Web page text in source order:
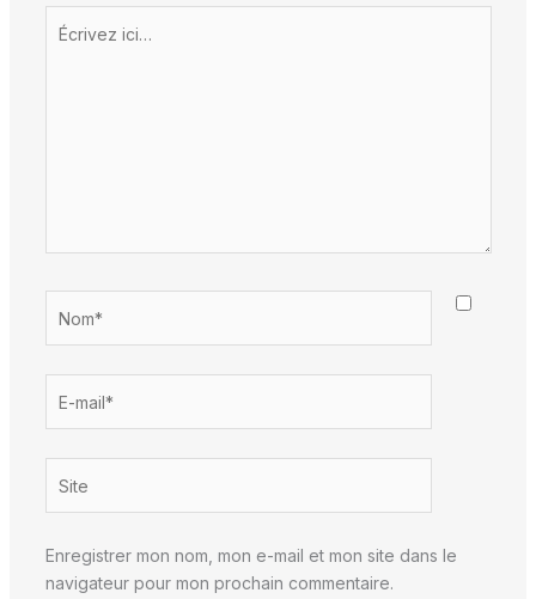
Écrivez
ici…
mail*
Enregistrer mon nom, mon e-mail et mon site dans le
navigateur pour mon prochain commentaire.